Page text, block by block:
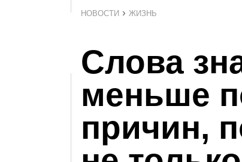
НОВОСТИ › ЖИЗНЬ
Слова
меньше
причин,